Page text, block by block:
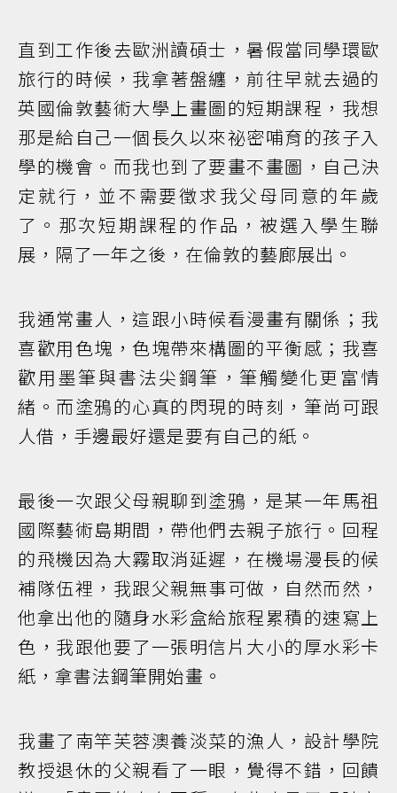
直到工作後去歐洲讀碩士，暑假當同學環歐
旅行的時候，我拿著盤纏，前往早就去過的
英國倫敦藝術大學上畫圖的短期課程，我想
那是給自己一個長久以來祕密哺育的孩子入
學的機會。而我也到了要畫不畫圖，自己決
定就行，並不需要徵求我父母同意的年歲
了。那次短期課程的作品，被選入學生聯
展，隔了一年之後，在倫敦的藝廊展出。
我通常畫人，這跟小時候看漫畫有關係；我
喜歡用色塊，色塊帶來構圖的平衡感；我喜
歡用墨筆與書法尖鋼筆，筆觸變化更富情
緒。而塗鴉的心真的閃現的時刻，筆尚可跟
人借，手邊最好還是要有自己的紙。
最後一次跟父母親聊到塗鴉，是某一年馬祖
國際藝術島期間，帶他們去親子旅行。回程
的飛機因為大霧取消延遲，在機場漫長的候
補隊伍裡，我跟父親無事可做，自然而然，
他拿出他的隨身水彩盒給旅程累積的速寫上
色，我跟他要了一張明信片大小的厚水彩卡
紙，拿書法鋼筆開始畫。
我畫了南竿芙蓉澳養淡菜的漁人，設計學院
教授退休的父親看了一眼，覺得不錯，回饋